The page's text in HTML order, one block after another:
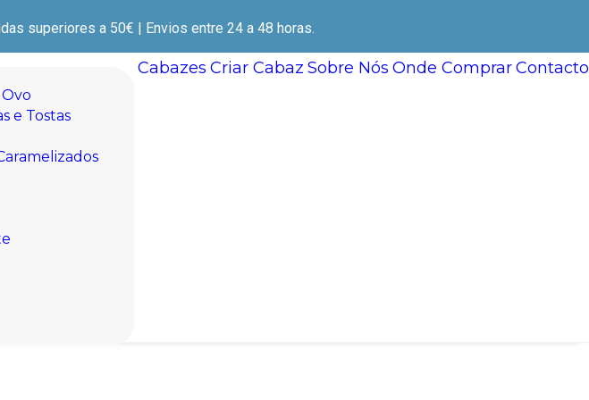
superiores a 50€ | Envios entre 24 a 48 horas.
e Tostas
Cabazes Criar Cabaz Sobre Nós Onde Comprar